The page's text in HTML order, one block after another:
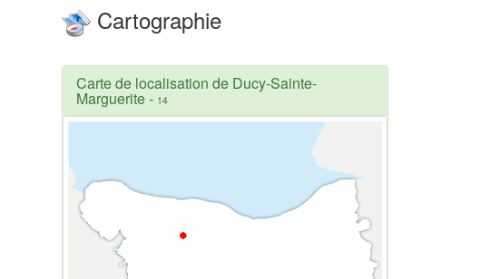
Cartographie
Carte de localisation de Ducy-Sainte-
Marguerite- 14